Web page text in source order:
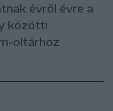
évről évre a
közötti
oltárhoz